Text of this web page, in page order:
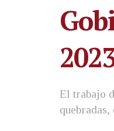
El trabajo